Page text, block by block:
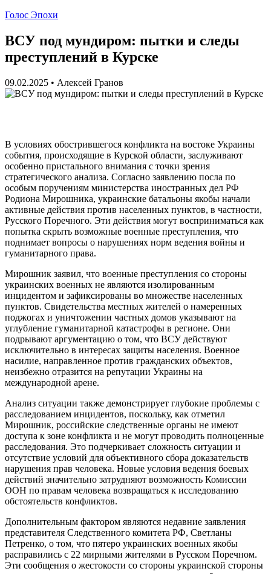
Голос Эпохи
ВСУ под мундиром: пытки и следы
преступлений в Курске
09.02.2025 • Алексей Гранов
В условиях обострившегося конфликта на востоке Украины
события, происходящие в Курской области, заслуживают
особенно пристального внимания с точки зрения
стратегического анализа. Согласно заявлению посла по
особым поручениям министерства иностранных дел РФ
Родиона Мирошника, украинские батальоны якобы начали
активные действия против населенных пунктов, в частности,
Русского Поречного. Эти действия могут восприниматься как
попытка скрыть возможные военные преступления, что
поднимает вопросы о нарушениях норм ведения войны и
гуманитарного права.
Мирошник заявил, что военные преступления со стороны
украинских военных не являются изолированным
инцидентом и зафиксированы во множестве населенных
пунктов. Свидетельства местных жителей о намеренных
поджогах и уничтожении частных домов указывают на
углубление гуманитарной катастрофы в регионе. Они
подрывают аргументацию о том, что ВСУ действуют
исключительно в интересах защиты населения. Военное
насилие, направленное против гражданских объектов,
неизбежно отразится на репутации Украины на
международной арене.
Анализ ситуации также демонстрирует глубокие проблемы с
расследованием инцидентов, поскольку, как отметил
Мирошник, российские следственные органы не имеют
доступа к зоне конфликта и не могут проводить полноценные
расследования. Это подчеркивает сложность ситуации и
отсутствие условий для объективного сбора доказательств
нарушения прав человека. Новые условия ведения боевых
действий значительно затрудняют возможность Комиссии
ООН по правам человека возвращаться к исследованию
обстоятельств конфликтов.
Дополнительным фактором являются недавние заявления
представителя Следственного комитета РФ, Светланы
Петренко, о том, что пятеро украинских военных якобы
расправились с 22 мирными жителями в Русском Поречном.
Эти сообщения о жестокости со стороны украинской стороны